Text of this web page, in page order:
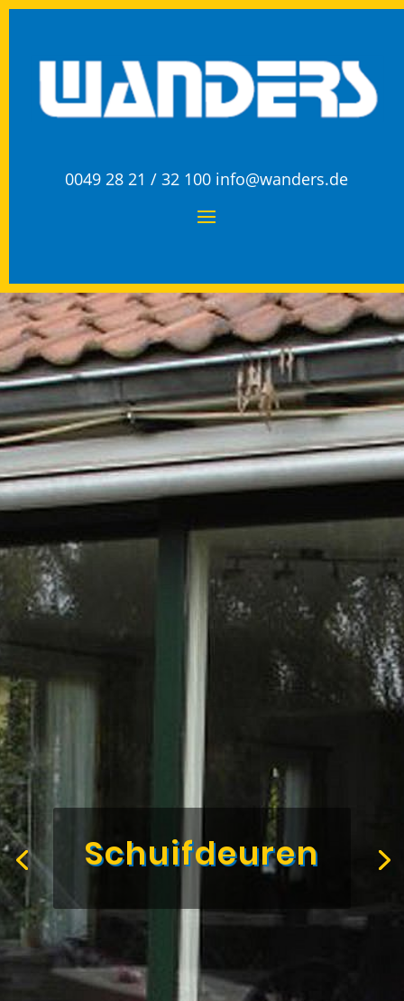
0049 28 21 / 32 100 info@wanders.de
Schuifdeuren